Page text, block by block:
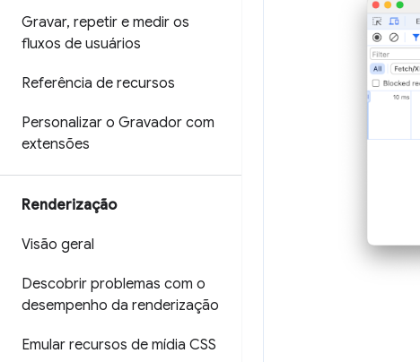
Gravar, repetir e medir os
fluxos de usuários
Referência de recursos
Personalizar o Gravador com
extensões
Renderização
Visão geral
Descobrir problemas com o
desempenho da renderização
Emular recursos de mídia CSS